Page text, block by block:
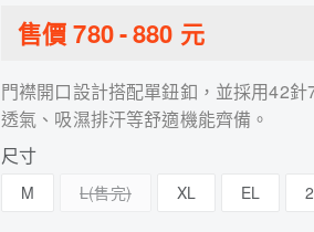
售價780-880 元
門襟開口設計搭配單鈕釦，並採用42
透氣、吸濕排汗等舒適機能齊備。
尺寸
M L XL EL